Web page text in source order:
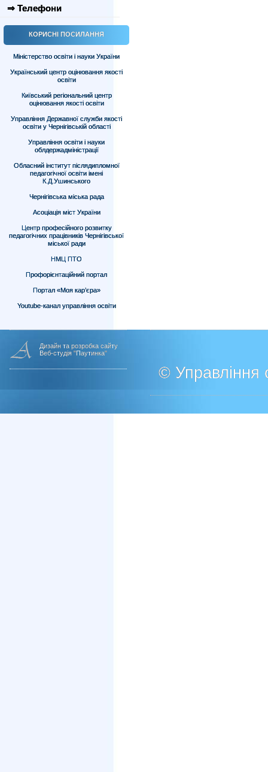
⇒ Телефони
КОРИСНІ ПОСИЛАННЯ
Міністерство освіти і науки України
Український центр оцінювання якості
освіти
Київський регіональний центр
оцінювання якості освіти
Управління Державної служби якості
освіти у Чернігівській області
Управління освіти і науки
облдержадміністрації
Обласний інститут післядипломної
педагогічної освіти імені
К.Д.Ушинського
Чернігівська міська рада
Асоціація міст України
Центр професійного розвитку
педагогічних працівників Чернігівської
міської ради
НМЦ ПТО
Профорієнтаційний портал
Портал «Моя кар’єра»
Youtube-канал управління освіти
Дизайн та розробка сайту
Веб-студія "Паутинка"
© Управління